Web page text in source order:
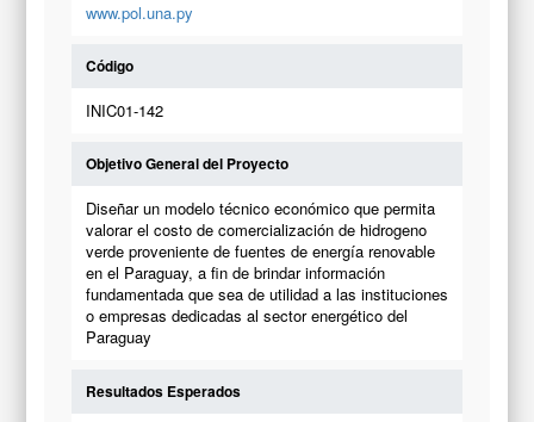
www.pol.una.py
Código
INIC01-142
Objetivo General del Proyecto
Diseñar un modelo técnico económico que permita
valorar el costo de comercialización de hidrogeno
verde proveniente de fuentes de energía renovable
en el Paraguay, a fin de brindar información
fundamentada que sea de utilidad a las instituciones
o empresas dedicadas al sector energético del
Paraguay
Resultados Esperados